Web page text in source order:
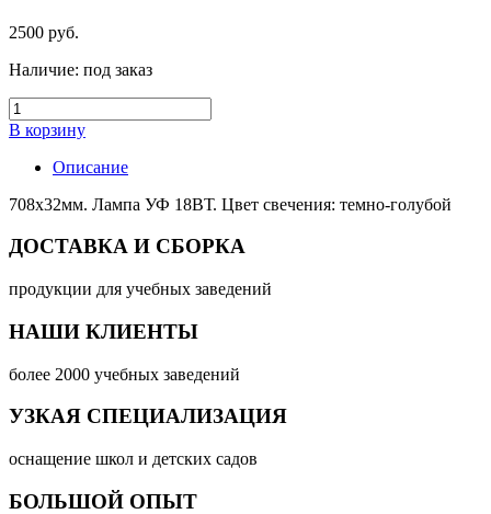
2500 руб.
Наличие: под заказ
В корзину
Описание
708х32мм. Лампа УФ 18ВТ. Цвет свечения: темно-голубой
ДОСТАВКА И СБОРКА
продукции для учебных заведений
НАШИ КЛИЕНТЫ
более 2000 учебных заведений
УЗКАЯ СПЕЦИАЛИЗАЦИЯ
оснащение школ и детских садов
БОЛЬШОЙ ОПЫТ